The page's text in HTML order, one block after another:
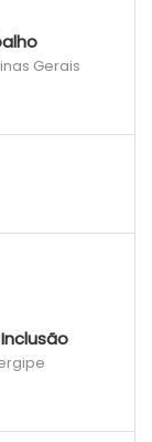
Gerais